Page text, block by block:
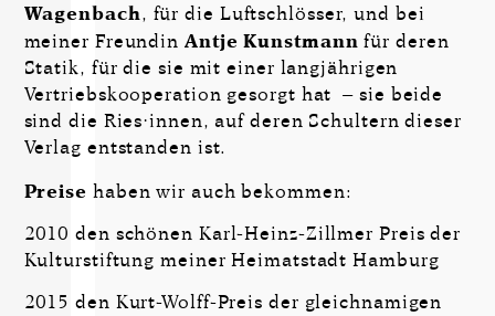
Wagenbach, für die Luftschlösser, und bei
meiner Freundin Antje Kunstmann für deren
Statik, für die sie mit einer langjährigen
Vertriebskooperation gesorgt hat – sie beide
sind die Ries·innen, auf deren Schultern dieser
Verlag entstanden ist.
Preise haben wir auch bekommen:
2010 den schönen Karl-Heinz-Zillmer Preis der
Kulturstiftung meiner Heimatstadt Hamburg
2015 den Kurt-Wolff-Preis der gleichnamigen